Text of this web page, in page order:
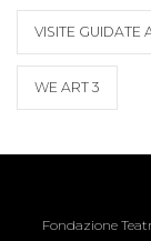
VISITE GUIDATE
WE ART 3
Fondazione